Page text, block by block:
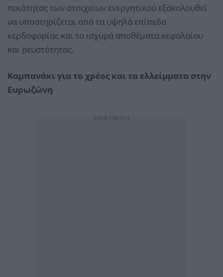
ποιότητας των στοιχείων ενεργητικού εξακολουθεί
να υποστηρίζεται από τα υψηλά επίπεδα
κερδοφορίας και τα ισχυρά αποθέματα κεφαλαίου
και ρευστότητας.
Καμπανάκι για το χρέος και τα ελλείμματα στην
Ευρωζώνη